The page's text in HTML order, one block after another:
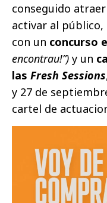
conseguido
activar al
con un concurso
encontrau!”) y un
las Fresh Sessions
y 27 de
cartel de